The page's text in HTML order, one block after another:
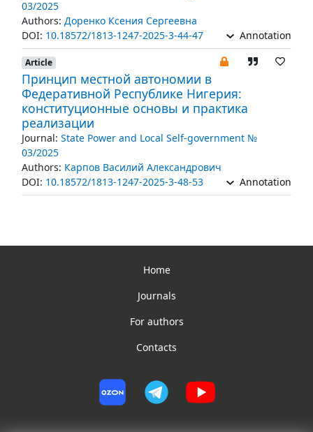
03/2025
Authors: Доренко Ксения Сергеевна
DOI: 10.18572/1813-1247-2025-3-44-47 Annotation
Article
Принцип местной автономии в
Федеративной Республике Нигерия:
конституционные основы и практика
реализации
Journal: State Power and Local Self-government №
03/2025
Authors: Карпов Василий Александрович
DOI: 10.18572/1813-1247-2025-3-48-53 Annotation
Home
Journals
For authors
Contacts